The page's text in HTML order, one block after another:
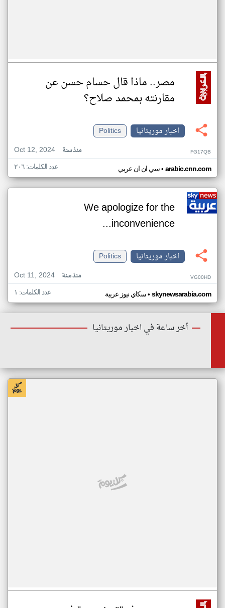
مصر.. ماذا قال حسام حسن عن
مقارنته بمحمد صلاح؟
اخبار موريتانيا
Politics
Oct 12, 2024
منذ سنة FG17QB
سي ان ان عربي• arabic.cnn.com عدد الكلمات: ٢٠٦
We apologize for the
inconvenience...
اخبار موريتانيا
Politics
Oct 11, 2024
منذ سنة VG00HD
سكاي نيوز عربية• skynewsarabia.com عدد الكلمات: ١
أخر ساعة في اخبار موريتانيا